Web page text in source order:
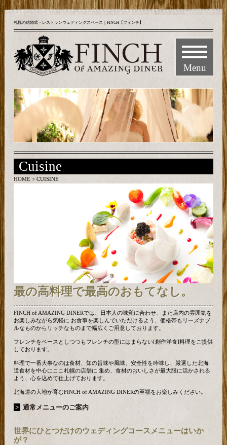
札幌の結婚式・レストランウェディングスペース｜FINCH【フィンチ】
Menu
Cuisine
HOME> CUISINE
最の高料理で最高のおもてなし。
FINCH of AMAZING DINERでは、日本人の味覚に合わせ、また店内の雰囲気を
お楽しみながら気軽に お食事を楽しんでいただけるよう、価格帯もリーズナブ
ルなものからリッチなものまで幅広くご用意しております。
フレンチをベースとしつつもフレンチの型にはまらない[創作洋食]料理をご提供
しております。
料理で一番大事なのは食材、知の旨味や風味、安全性を吟味し、厳選した北海
道食材を中心にここ札幌の店舗に 集め、食材のおいしさが最大限に活かされる
よう、心を込めて仕上げております。
北海道の大地が育むFINCH of AMAZING DINERの至福をお楽しみください。
通常メニューのご案内
世界にひとつだけのウェディングコースメニューはいか
が？